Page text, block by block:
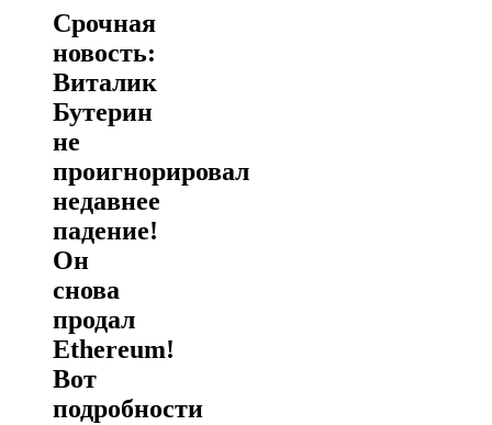
Срочная
новость:
Виталик
Бутерин
не
проигнорировал
недавнее
падение!
Он
снова
продал
Ethereum!
Вот
подробности